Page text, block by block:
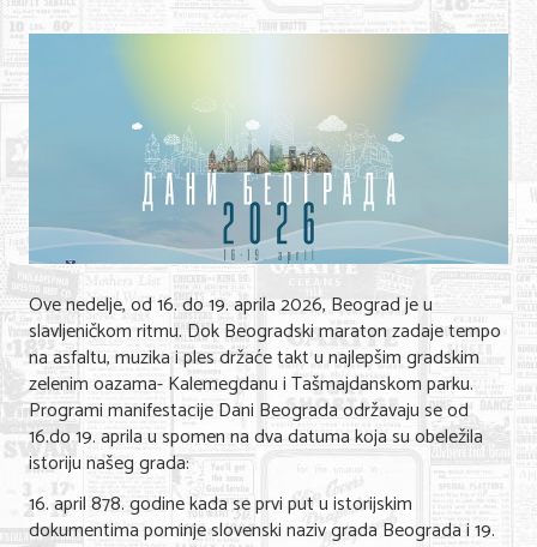
Ove nedelje, od 16. do 19. aprila 2026, Beograd je u
slavljeničkom ritmu. Dok Beogradski maraton zadaje tempo
na asfaltu, muzika i ples držaće takt u najlepšim gradskim
zelenim oazama- Kalemegdanu i Tašmajdanskom parku.
Programi manifestacije Dani Beograda održavaju se od
16.do 19. aprila u spomen na dva datuma koja su obeležila
istoriju našeg grada:
16. april 878. godine kada se prvi put u istorijskim
dokumentima pominje slovenski naziv grada Beograda i 19.